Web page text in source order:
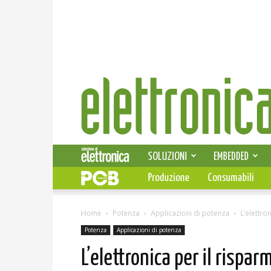
Elettronica
News
SOLUZIONI EMBEDDED
Produzione Consumabili
Home Potenza Applicazioni di potenza
Potenza Applicazioni di potenza
L’elettronica per il